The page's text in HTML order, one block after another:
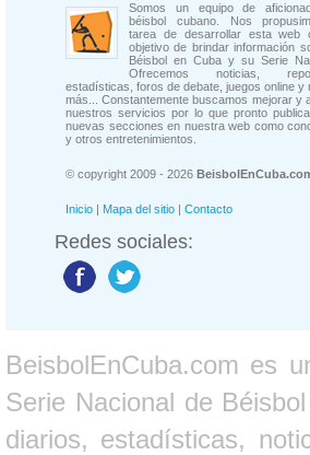
Somos un equipo de
béisbol cubano. Nos
tarea de desarrollar esta web
objetivo de brindar información
Béisbol en Cuba y su Serie
Ofrecemos noticias,
estadísticas, foros de debate, juegos online y
más... Constantemente buscamos mejorar y
nuestros servicios por lo que pronto
nuevas secciones en nuestra web como
y otros entretenimientos.
© copyright 2009 - 2026
Inicio | Mapa del sitio | Contacto
Redes sociales:
BeisbolEnCuba.com es
Serie Nacional de
diarios, estadísticas,